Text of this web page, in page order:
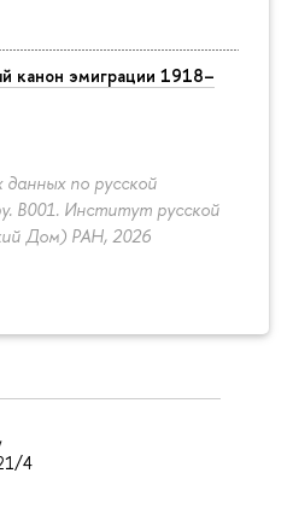
канон эмиграции 1918–
по русской
B001. Институт русской
Дом) РАН, 2026
4